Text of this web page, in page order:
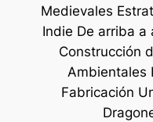
Medievales
Indie De arriba
Construcción
Ambientales
Fabricación